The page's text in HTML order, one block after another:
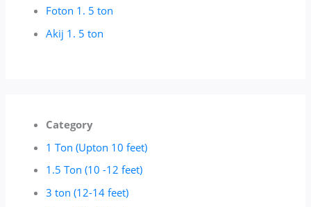
Foton 1. 5 ton
Akij 1. 5 ton
Category
1 Ton (Upton 10 feet)
1.5 Ton (10 -12 feet)
3 ton (12-14 feet)